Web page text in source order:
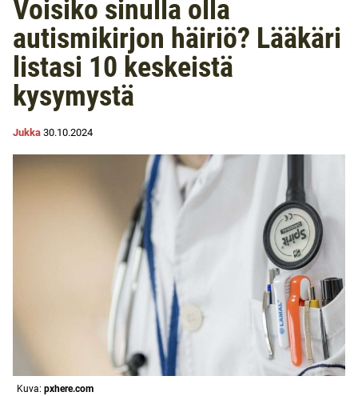
Voisiko sinulla olla
autismikirjon häiriö? Lääkäri
listasi 10 keskeistä
kysymystä
Jukka 30.10.2024
Kuva: pxhere.com